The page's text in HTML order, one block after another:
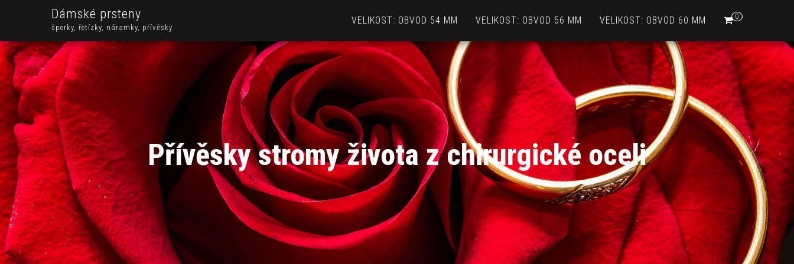
Dámské prsteny
šperky, řetízky, náramky, přívěsky
0
VELIKOST: OBVOD 54 MM VELIKOST: OBVOD 56 MM VELIKOST: OBVOD 60 MM
Přívěsky stromy života z chirurgické oceli